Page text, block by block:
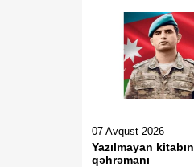
07 Avqust 2026
Yazılmayan kitabın
qəhrəmanı